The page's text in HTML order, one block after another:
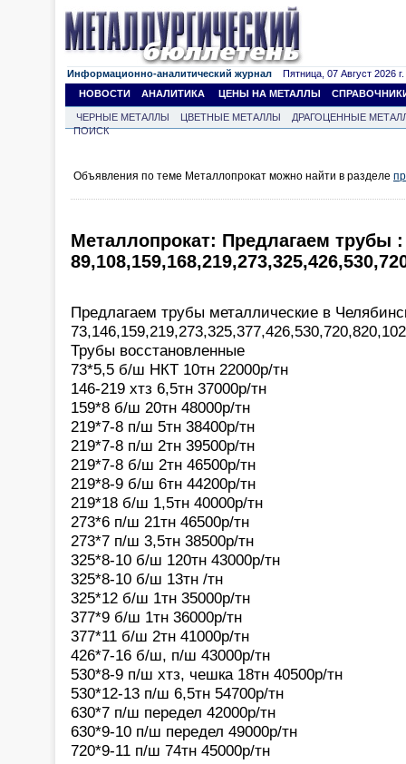
Информационно-аналитический журнал Пятница, 07 Август 2026 г.
НОВОСТИ
АНАЛИТИКА ЦЕНЫ НА МЕТАЛЛЫ
ЧЕРНЫЕ МЕТАЛЛЫ ЦВЕТНЫЕ МЕТАЛЛЫ
ДРАГОЦЕННЫЕ
ПОИСК
Объявления по теме Металлопрокат можно найти в разделе
Металлопрокат: Предлагаем трубы :
Предлагаем трубы металлические в
Трубы восстановленные
73*5,5 б/ш НКТ 10тн 22000р/тн
146-219 хтз 6,5тн 37000р/тн
159*8 б/ш 20тн 48000р/тн
219*7-8 п/ш 5тн 38400р/тн
219*7-8 п/ш 2тн 39500р/тн
219*7-8 б/ш 2тн 46500р/тн
219*8-9 б/ш 6тн 44200р/тн
219*18 б/ш 1,5тн 40000р/тн
273*6 п/ш 21тн 46500р/тн
273*7 п/ш 3,5тн 38500р/тн
325*8-10 б/ш 120тн 43000р/тн
325*8-10 б/ш 13тн /тн
325*12 б/ш 1тн 35000р/тн
377*9 б/ш 1тн 36000р/тн
377*11 б/ш 2тн 41000р/тн
426*7-16 б/ш, п/ш 43000р/тн
530*8-9 п/ш хтз, чешка 18тн 40500р/тн
530*12-13 п/ш 6,5тн 54700р/тн
630*7 п/ш передел 42000р/тн
630*9-10 п/ш передел 49000р/тн
720*9-11 п/ш 74тн 45000р/тн